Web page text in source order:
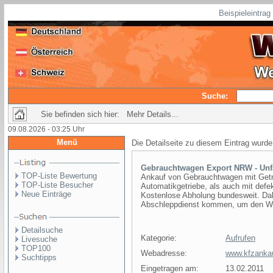
Suche:
Sie befinden sich hier: Mehr Details...
09.08.2026 - 03:25 Uhr
Menü
TOP-Liste Bewertung
TOP-Liste Besucher
Neue Einträge
Detailsuche
Livesuche
TOP100
Suchtipps
Die Detailseite zu diesem Eintrag
Gebrauchtwagen Export NRW -
Ankauf von Gebrauchtwagen mit
Automatikgetriebe, als auch mit
Kostenlose Abholung bundesweit.
Abschleppdienst kommen, um den
Kategorie:
Aufrufen
Webadresse:
Eingetragen am:
13.02.2011